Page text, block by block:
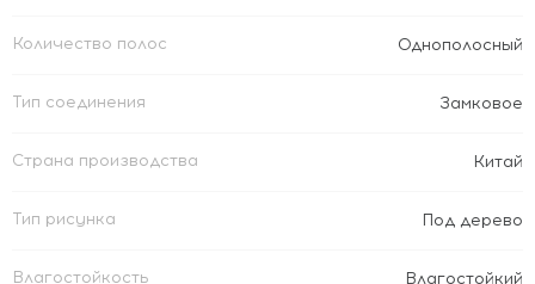
Количество полос Однополосный
Тип соединения Замковое
Страна производства Китай
Тип рисунка Под дерево
Влагостойкость Влагостойкий